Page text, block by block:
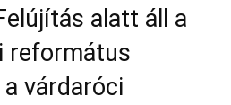
alatt áll a
református
várdaróci